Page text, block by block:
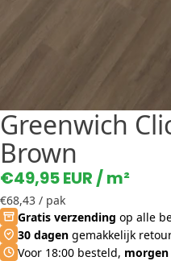
Greenwich
Brown
€49,95 EUR / m²
€68,43 / pak
Gratis verzending op alle
30 dagen gemakkelijk
Voor 18:00 besteld,